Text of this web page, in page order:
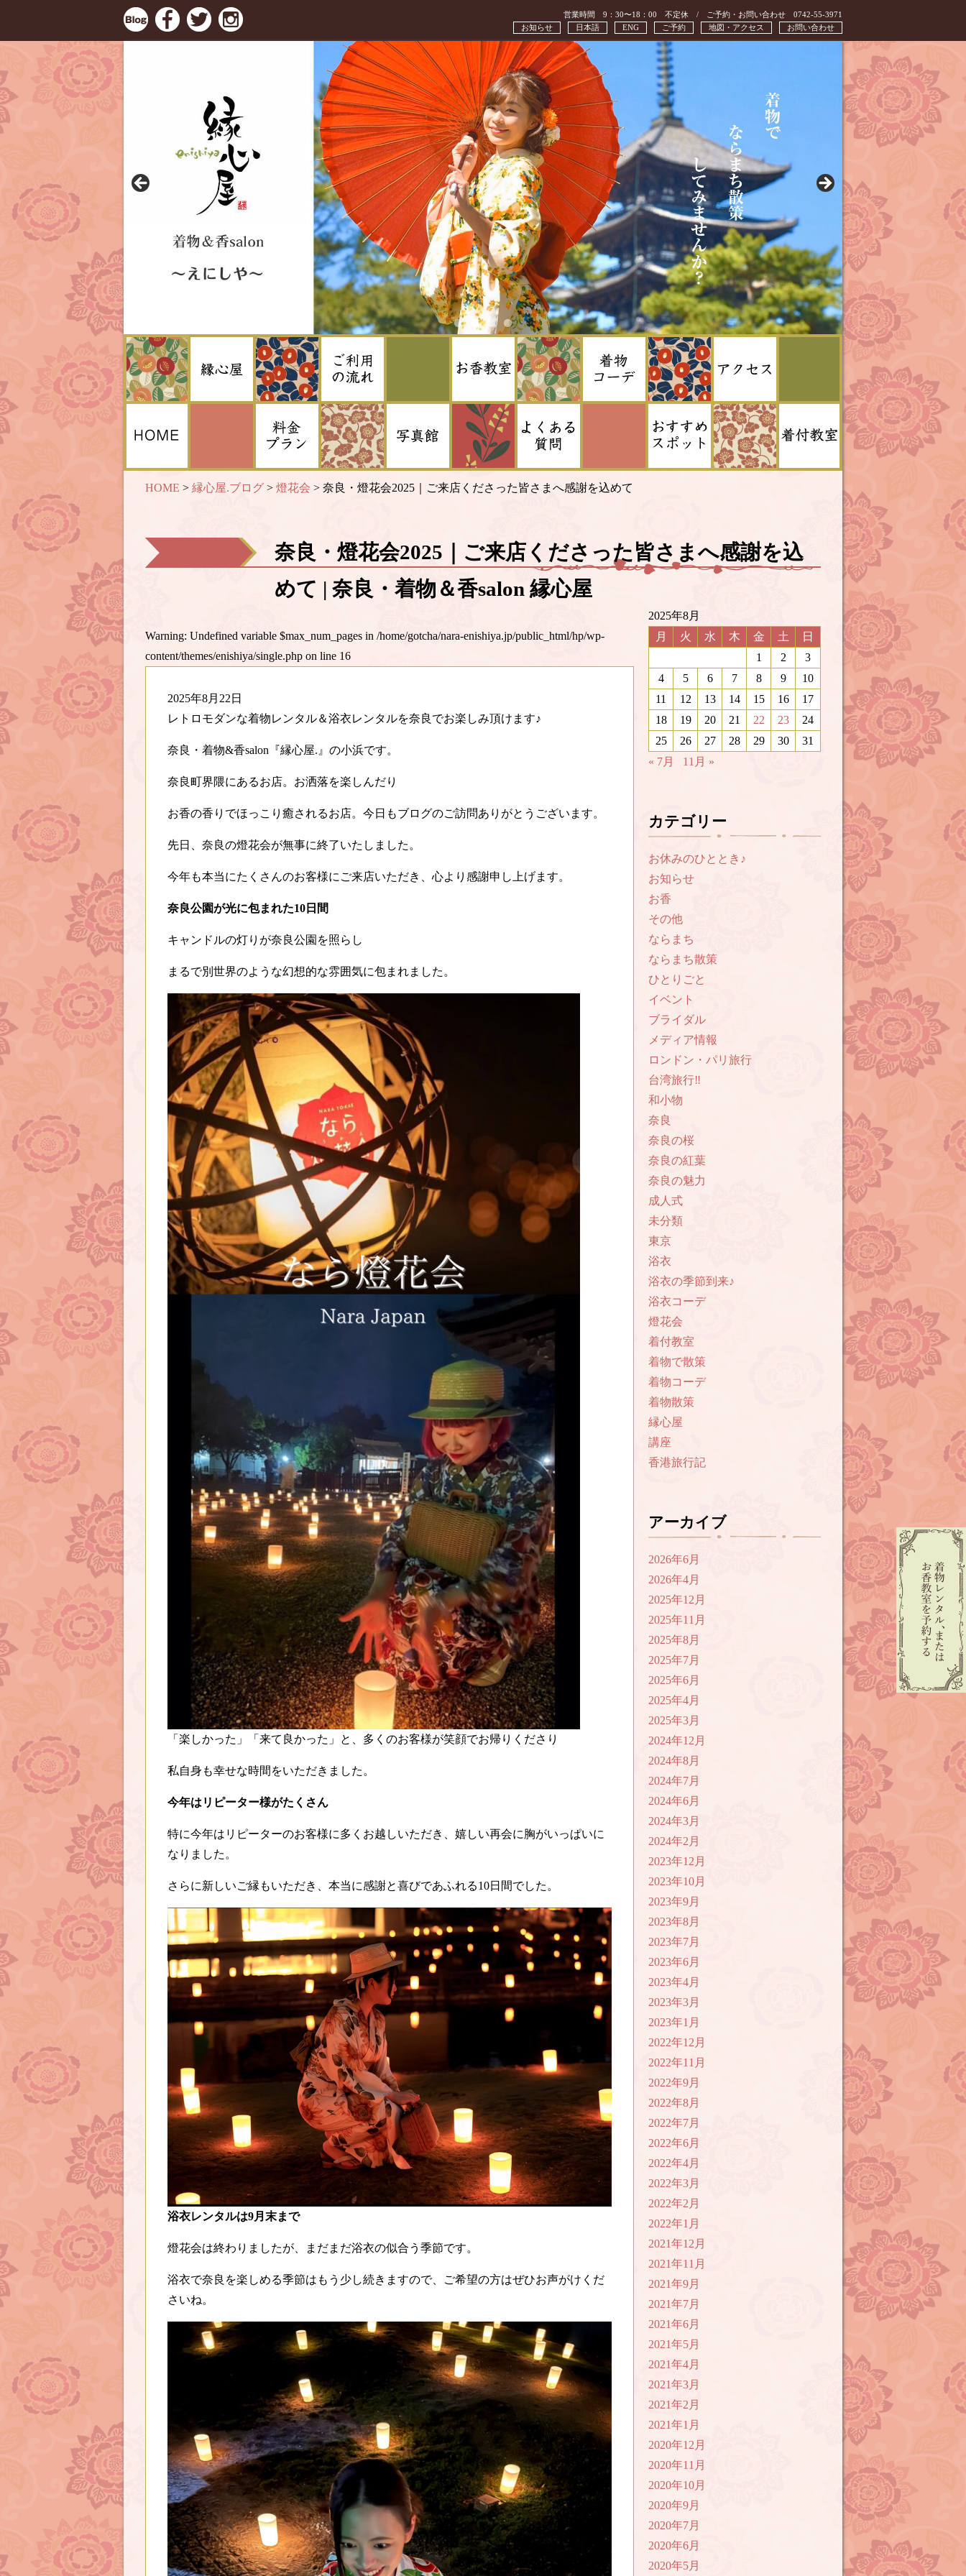
営業時間 9：30〜18：00 不定休 / ご予約・お問い合わせ 0742-55-3971
お問い合わせ
地図・アクセス
ご予約
ENG
日本語
お知らせ
HOME > 縁心屋.ブログ > 燈花会 > 奈良・燈花会2025｜ご来店くださった皆さまへ感謝を込めて
奈良・燈花会2025｜ご来店くださった皆さまへ感謝を込
めて | 奈良・着物＆香salon 縁心屋
Warning: Undefined variable $max_num_pages in /home/gotcha/nara-enishiya.jp/public_html/hp/wp-
content/themes/enishiya/single.php on line 16
2025年8月22日
レトロモダンな着物レンタル＆浴衣レンタルを奈良でお楽しみ頂けます♪
奈良・着物&香salon『縁心屋.』の小浜です。
奈良町界隈にあるお店。お洒落を楽しんだり
お香の香りでほっこり癒されるお店。今日もブログのご訪問ありがとうございます。
先日、奈良の燈花会が無事に終了いたしました。
今年も本当にたくさんのお客様にご来店いただき、心より感謝申し上げます。
奈良公園が光に包まれた10日間
キャンドルの灯りが奈良公園を照らし
まるで別世界のような幻想的な雰囲気に包まれました。
「楽しかった」「来て良かった」と、多くのお客様が笑顔でお帰りくださり
私自身も幸せな時間をいただきました。
今年はリピーター様がたくさん
特に今年はリピーターのお客様に多くお越しいただき、嬉しい再会に胸がいっぱいに
なりました。
さらに新しいご縁もいただき、本当に感謝と喜びであふれる10日間でした。
浴衣レンタルは9月末まで
燈花会は終わりましたが、まだまだ浴衣の似合う季節です。
浴衣で奈良を楽しめる季節はもう少し続きますので、ご希望の方はぜひお声がけくだ
さいね。
2025年8月
月
火 水 木 金 土
日
1
2
3
4
5 6 7 8 9
10
11
12 13 14 15 16
17
18
19 20 21 22 23
24
25
26 27 28 29 30
31
« 7月
11月 »
カテゴリー
お休みのひととき♪
お知らせ
お香
その他
ならまち
ならまち散策
ひとりごと
イベント
ブライダル
メディア情報
ロンドン・パリ旅行
台湾旅行‼︎
和小物
奈良
奈良の桜
奈良の紅葉
奈良の魅力
成人式
未分類
東京
浴衣
浴衣の季節到来♪
浴衣コーデ
燈花会
着付教室
着物で散策
着物コーデ
着物散策
縁心屋
講座
香港旅行記
アーカイブ
2026年6月
2026年4月
2025年12月
2025年11月
2025年8月
2025年7月
2025年6月
2025年4月
2025年3月
2024年12月
2024年8月
2024年7月
2024年6月
2024年3月
2024年2月
2023年12月
2023年10月
2023年9月
2023年8月
2023年7月
2023年6月
2023年4月
2023年3月
2023年1月
2022年12月
2022年11月
2022年9月
2022年8月
2022年7月
2022年6月
2022年4月
2022年3月
2022年2月
2022年1月
2021年12月
2021年11月
2021年9月
2021年7月
2021年6月
2021年5月
2021年4月
2021年3月
2021年2月
2021年1月
2020年12月
2020年11月
2020年10月
2020年9月
2020年7月
2020年6月
2020年5月